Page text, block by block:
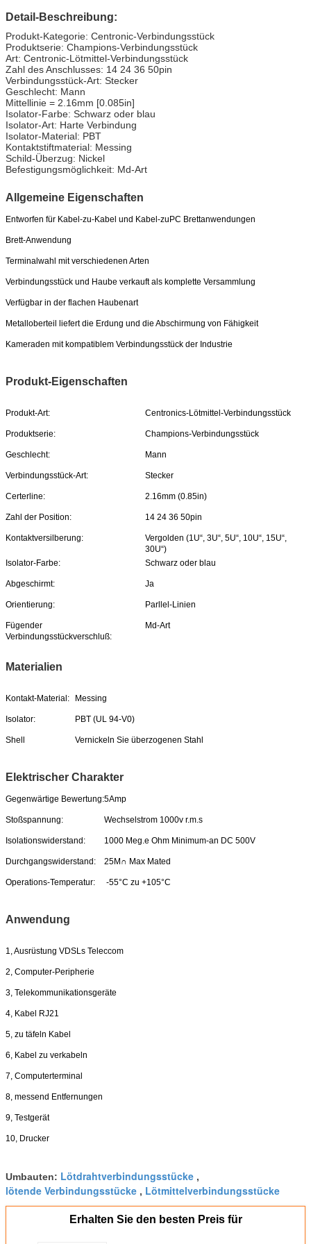
Detail-Beschreibung:
Produkt-Kategorie: Centronic-Verbindungsstück
Produktserie: Champions-Verbindungsstück
Art: Centronic-Lötmittel-Verbindungsstück
Zahl des Anschlusses: 14 24 36 50pin
Verbindungsstück-Art: Stecker
Geschlecht: Mann
Mittellinie = 2.16mm [0.085in]
Isolator-Farbe: Schwarz oder blau
Isolator-Art: Harte Verbindung
Isolator-Material: PBT
Kontaktstiftmaterial: Messing
Schild-Überzug: Nickel
Befestigungsmöglichkeit: Md-Art
Allgemeine Eigenschaften
Entworfen für Kabel-zu-Kabel und Kabel-zuPC Brettanwendungen
Brett-Anwendung
Terminalwahl mit verschiedenen Arten
Verbindungsstück und Haube verkauft als komplette Versammlung
Verfügbar in der flachen Haubenart
Metalloberteil liefert die Erdung und die Abschirmung von Fähigkeit
Kameraden mit kompatiblem Verbindungsstück der Industrie
Produkt-Eigenschaften
Produkt-Art: Centronics-Lötmittel-Verbindungsstück
Produktserie: Champions-Verbindungsstück
Geschlecht: Mann
Verbindungsstück-Art: Stecker
Certerline: 2.16mm (0.85in)
Zahl der Position: 14 24 36 50pin
Kontaktversilberung:
Vergolden (1U“, 3U“, 5U“, 10U“, 15U“,
30U“)
Isolator-Farbe:
Schwarz oder blau
Abgeschirmt: Ja
Orientierung: Parllel-Linien
Fügender
Verbindungsstückverschluß:
Md-Art
Materialien
Kontakt-Material: Messing
Isolator: PBT (UL 94-V0)
Shell Vernickeln Sie überzogenen Stahl
Elektrischer Charakter
Gegenwärtige Bewertung:5Amp
Stoßspannung: Wechselstrom 1000v r.m.s
Isolationswiderstand: 1000 Meg.e Ohm Minimum-an DC 500V
Durchgangswiderstand: 25M∩ Max Mated
Operations-Temperatur: -55°C zu +105°C
Anwendung
1, Ausrüstung VDSLs Teleccom
2, Computer-Peripherie
3, Telekommunikationsgeräte
4, Kabel RJ21
5, zu täfeln Kabel
6, Kabel zu verkabeln
7, Computerterminal
8, messend Entfernungen
9, Testgerät
10, Drucker
Umbauten: Lötdrahtverbindungsstücke ,
lötende Verbindungsstücke , Lötmittelverbindungsstücke
Erhalten Sie den besten Preis für